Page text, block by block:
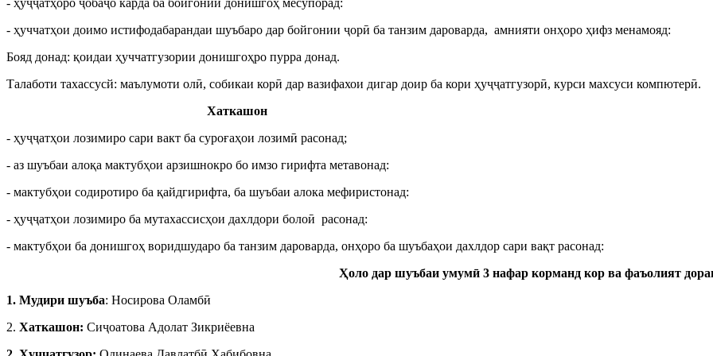
- ҳуҷҷатҳоро ҷобаҷо карда ба бойгонии донишгоҳ месупорад:
- ҳуччатҳои доимо истифодабарандаи шуъбаро дар бойгонии ҷорӣ ба танзим дароварда, амнияти онҳоро ҳифз менамояд:
Бояд донад: қоидаи ҳуччатгузории донишгоҳро пурра донад.
Талаботи тахассусй: маълумоти олӣ, собикаи корӣ дар вазифахои дигар доир ба кори ҳуҷҷатгузорӣ, курси махсуси компютерӣ.
Хаткашон
- ҳуҷҷатҳои лозимиро сари вакт ба суроғаҳои лозимӣ расонад;
- аз шуъбаи алоқа мактубҳои арзишнокро бо имзо гирифта метавонад:
- мактубҳои содиротиро ба қайдгирифта, ба шуъбаи алока мефиристонад:
- ҳуҷҷатҳои лозимиро ба мутахассисҳои дахлдори болоӣ расонад:
- мактубҳои ба донишгоҳ воридшударо ба танзим дароварда, онҳоро ба шуъбаҳои дахлдор сари вақт расонад:
Ҳоло дар шуъбаи умумӣ 3 нафар корманд кор ва фаъолият
1. Мудири шуъба: Носирова Оламбӣ
2. Хаткашон: Сиҷоатова Адолат Зикриёевна